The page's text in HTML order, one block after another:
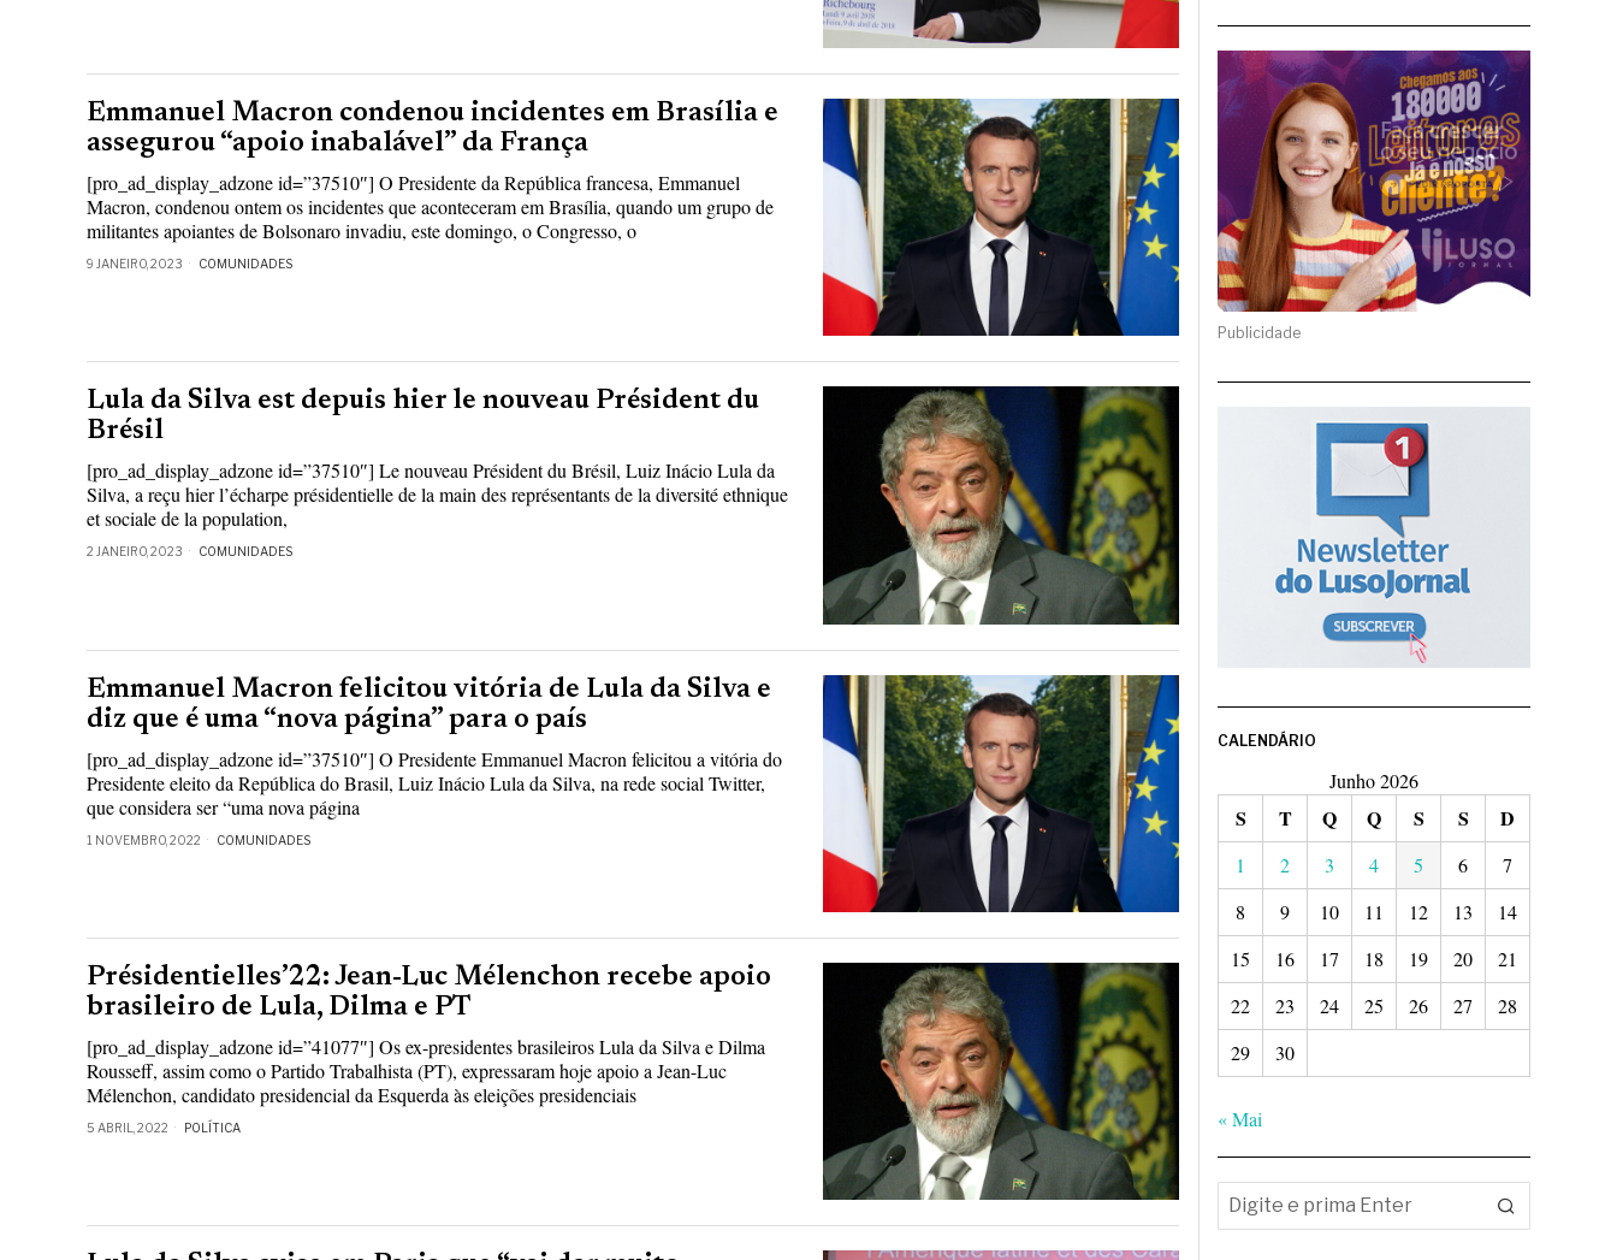
Emmanuel Macron condenou incidentes em Brasília e
assegurou “apoio inabalável” da França
[pro_ad_display_adzone id=”37510″] O Presidente da República francesa, Emmanuel
Macron, condenou ontem os incidentes que aconteceram em Brasília, quando um grupo de
militantes apoiantes de Bolsonaro invadiu, este domingo, o Congresso, o
9 JANEIRO, 2023 COMUNIDADES
Lula da Silva est depuis hier le nouveau Président du
Brésil
[pro_ad_display_adzone id=”37510″] Le nouveau Président du Brésil, Luiz Inácio Lula da
Silva, a reçu hier l’écharpe présidentielle de la main des représentants de la diversité ethnique
et sociale de la population,
2 JANEIRO, 2023 COMUNIDADES
Emmanuel Macron felicitou vitória de Lula da Silva e
diz que é uma “nova página” para o país
[pro_ad_display_adzone id=”37510″] O Presidente Emmanuel Macron felicitou a vitória do
Presidente eleito da República do Brasil, Luiz Inácio Lula da Silva, na rede social Twitter,
que considera ser “uma nova página
1 NOVEMBRO, 2022 COMUNIDADES
Présidentielles’22: Jean-Luc Mélenchon recebe apoio
brasileiro de Lula, Dilma e PT
[pro_ad_display_adzone id=”41077″] Os ex-presidentes brasileiros Lula da Silva e Dilma
Rousseff, assim como o Partido Trabalhista (PT), expressaram hoje apoio a Jean-Luc
Mélenchon, candidato presidencial da Esquerda às eleições presidenciais
5 ABRIL, 2022 POLÍTICA
Publicidade
CALENDÁRIO
Junho 2026
S T Q Q S S D
1 2 3 4 5 6
7
8
9 10 11 12 13
14
15
16 17 18 19 20
21
22
23 24 25 26 27
28
29
30
« Mai